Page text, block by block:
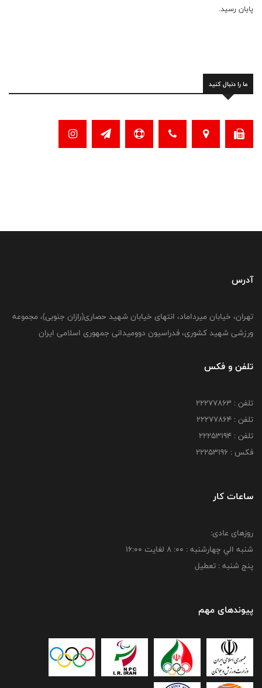
پایان رسید.
ما را دنبال کنید
آدرس
تهران، خیابان میرداماد، انتهای خیابان شهید حصاری(رازان جنوبی)، مجموعه
ورزشی شهید کشوری، فدراسیون دوومیدانی جمهوری اسلامی ایران
تلفن و فکس
تلفن : 22277863
تلفن : 22277864
تلفن : 22253194
فکس : 22253196
ساعات کار
روزهای عادی:
شنبه الي چهارشنبه : 00: 8 لغايت 16:00
پنج شنبه : تعطیل
پیوندهای مهم